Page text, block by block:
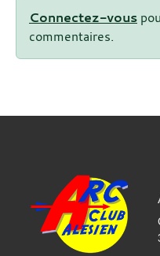
Connectez-vous
commentaires.